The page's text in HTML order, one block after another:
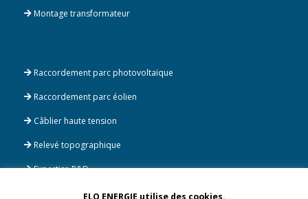
Montage transformateur
Raccordement parc photovoltaïque
Raccordement parc éolien
Câblier haute tension
Relevé topographique
Expertise R&D